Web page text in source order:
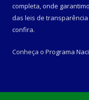
completa, onde
das leis de
confira.
Conheça o Programa